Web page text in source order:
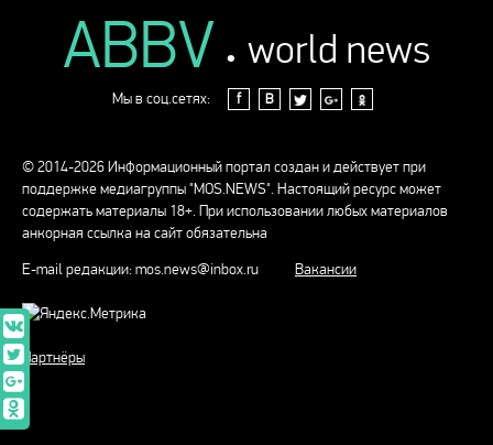
ABBV . world news
Мы в соц.сетях: f В
© 2014-2026 Информационный портал создан и действует при
поддержке медиагруппы "MOS.NEWS". Настоящий ресурс может
содержать материалы 18+. При использовании любых материалов
анкорная ссылка на сайт обязательна
E-mail редакции:mos.news@inbox.ru Вакансии
Партнёры